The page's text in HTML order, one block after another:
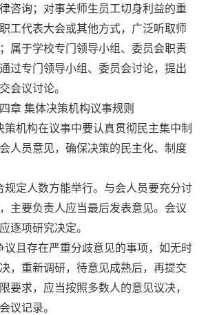
咨询；对事关师生员工切身利益的重
工代表大会或其他方式，广泛听取师
属于学校专门领导小组、委员会职责
过专门领导小组、委员会讨论，提出
会议讨论。
章 集体决策机构议事规则
策机构在议事中要认真贯彻民主集中制
人员意见，确保决策的民主化、制度
规定人数方能举行。与会人员要充分讨
主要负责人应当最后发表意见。会议
逐项研究决定。
议且存在严重分歧意见的事项，如无时
，重新调研，待意见成熟后，再提交
要求，应当按照多数人的意见议决，
议记录。